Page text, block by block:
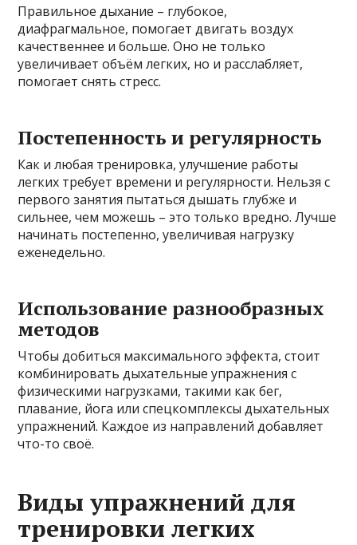
Правильное дыхание – глубокое,
диафрагмальное, помогает двигать воздух
качественнее и больше. Оно не только
увеличивает объём легких, но и расслабляет,
помогает снять стресс.
Постепенность и регулярность
Как и любая тренировка, улучшение работы
легких требует времени и регулярности. Нельзя с
первого занятия пытаться дышать глубже и
сильнее, чем можешь – это только вредно. Лучше
начинать постепенно, увеличивая нагрузку
еженедельно.
Использование разнообразных
методов
Чтобы добиться максимального эффекта, стоит
комбинировать дыхательные упражнения с
физическими нагрузками, такими как бег,
плавание, йога или спецкомплексы дыхательных
упражнений. Каждое из направлений добавляет
что-то своё.
Виды упражнений для
тренировки легких